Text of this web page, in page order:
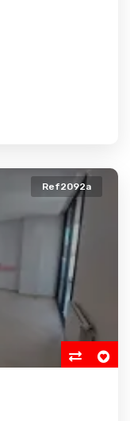
Ref2092a